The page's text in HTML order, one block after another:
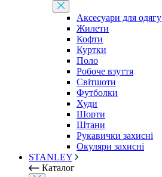
Аксесуари для одягу
Жилети
Кофти
Куртки
Поло
Робоче взуття
Світшоти
Футболки
Худи
Шорти
Штани
Рукавички захисні
Окуляри захисні
STANLEY
Каталог